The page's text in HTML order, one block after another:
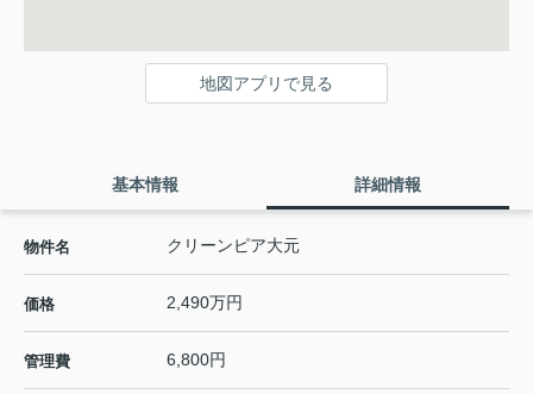
地図アプリで見る
基本情報 詳細情報
物件名 クリーンピア大元
価格 2,490万円
管理費 6,800円